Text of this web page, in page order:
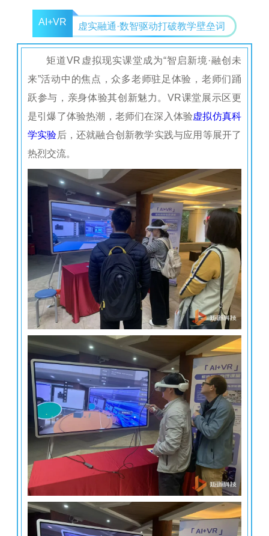
AI+VR 虚实融通·数智驱动打破教学壁垒词
矩道VR虚拟现实课堂成为“智启新境·融创未
来”活动中的焦点，众多老师驻足体验，老师们踊
跃参与，亲身体验其创新魅力。VR课堂展示区更
是引爆了体验热潮，老师们在深入体验虚拟仿真科
学实验后，还就融合创新教学实践与应用等展开了
热烈交流。